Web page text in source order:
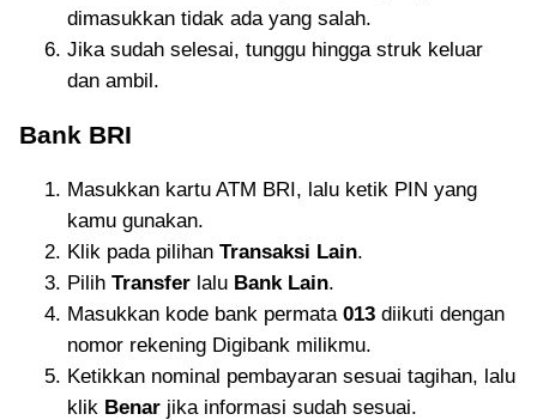
dimasukkan tidak ada yang salah.
Jika sudah selesai, tunggu hingga struk keluar
dan ambil.
Bank BRI
Masukkan kartu ATM BRI, lalu ketik PIN yang
kamu gunakan.
Klik pada pilihan Transaksi Lain.
Pilih Transfer lalu Bank Lain.
Masukkan kode bank permata 013 diikuti dengan
nomor rekening Digibank milikmu.
Ketikkan nominal pembayaran sesuai tagihan, lalu
klik Benar jika informasi sudah sesuai.